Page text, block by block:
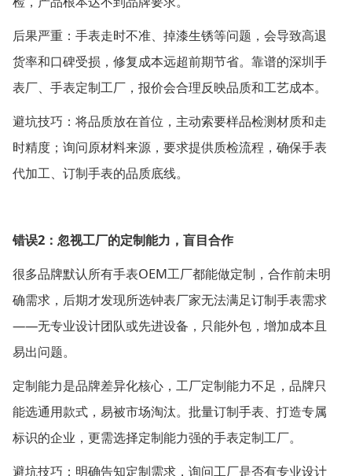
后果严重：手表走时不准、掉漆生锈等问题，会导致高退
货率和口碑受损，修复成本远超前期节省。靠谱的深圳手
表厂、手表定制工厂，报价会合理反映品质和工艺成本。
避坑技巧：将品质放在首位，主动索要样品检测材质和走
时精度；询问原材料来源，要求提供质检流程，确保手表
代加工、订制手表的品质底线。
错误2 ：忽视工厂的定制能力，盲目合作
很多品牌默认所有手表OEM工厂都能做定制，合作前未明
确需求，后期才发现所选钟表厂家无法满足订制手表需求
——无专业设计团队或先进设备，只能外包，增加成本且
易出问题。
定制能力是品牌差异化核心，工厂定制能力不足，品牌只
能选通用款式，易被市场淘汰。批量订制手表、打造专属
标识的企业，更需选择定制能力强的手表定制工厂。
避坑技巧：明确告知定制需求，询问工厂是否有专业设计